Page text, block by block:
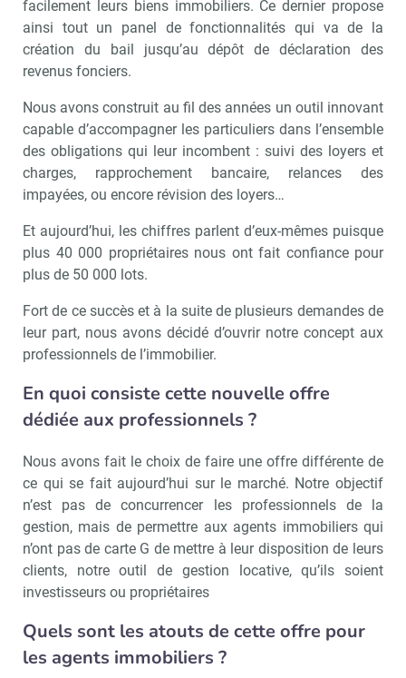
facilement leurs biens immobiliers. Ce dernier propose
ainsi tout un panel de fonctionnalités qui va de la
création du bail jusqu’au dépôt de déclaration des
revenus fonciers.
Nous avons construit au fil des années un outil innovant
capable d’accompagner les particuliers dans l’ensemble
des obligations qui leur incombent : suivi des loyers et
charges, rapprochement bancaire, relances des
impayées, ou encore révision des loyers…
Et aujourd’hui, les chiffres parlent d’eux-mêmes puisque
plus 40 000 propriétaires nous ont fait confiance pour
plus de 50 000 lots.
Fort de ce succès et à la suite de plusieurs demandes de
leur part, nous avons décidé d’ouvrir notre concept aux
professionnels de l’immobilier.
En quoi consiste cette nouvelle offre
dédiée aux professionnels ?
Nous avons fait le choix de faire une offre différente de
ce qui se fait aujourd’hui sur le marché. Notre objectif
n’est pas de concurrencer les professionnels de la
gestion, mais de permettre aux agents immobiliers qui
n’ont pas de carte G de mettre à leur disposition de leurs
clients, notre outil de gestion locative, qu’ils soient
investisseurs ou propriétaires
Quels sont les atouts de cette offre pour
les agents immobiliers ?